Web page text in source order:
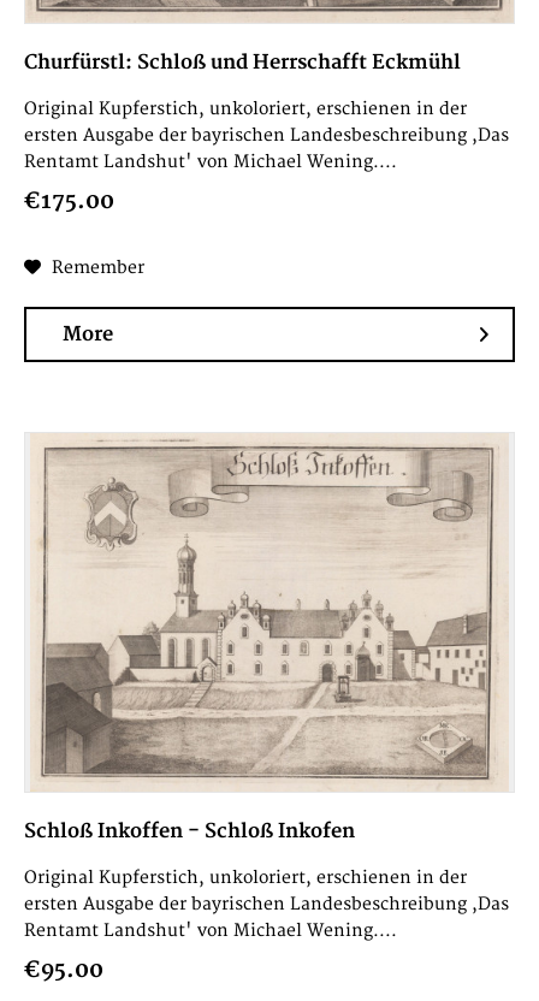
Churfürstl: Schloß und Herrschafft Eckmühl
Original Kupferstich, unkoloriert, erschienen in der
ersten Ausgabe der bayrischen Landesbeschreibung ,Das
Rentamt Landshut' von Michael Wening....
€175.00
Remember
More
Schloß Inkoffen - Schloß Inkofen
Original Kupferstich, unkoloriert, erschienen in der
ersten Ausgabe der bayrischen Landesbeschreibung ,Das
Rentamt Landshut' von Michael Wening....
€95.00